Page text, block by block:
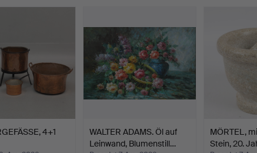
4+1
WALTER ADAMS. Öl auf
Leinwand, Blumenstill…
MÖRTEL,
Stein, 20.